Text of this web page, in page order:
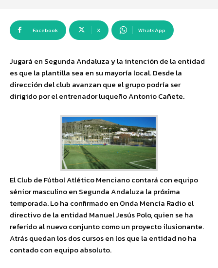
Facebook X WhatsApp
Jugará en Segunda Andaluza y la intención de la entidad
es que la plantilla sea en su mayoría local. Desde la
dirección del club avanzan que el grupo podría ser
dirigido por el entrenador luqueño Antonio Cañete.
El Club de Fútbol Atlético Menciano contará con equipo
sénior masculino en Segunda Andaluza la próxima
temporada. Lo ha confirmado en Onda Mencía Radio el
directivo de la entidad Manuel Jesús Polo, quien se ha
referido al nuevo conjunto como un proyecto ilusionante.
Atrás quedan los dos cursos en los que la entidad no ha
contado con equipo absoluto.